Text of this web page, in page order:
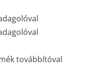
továbbítóval